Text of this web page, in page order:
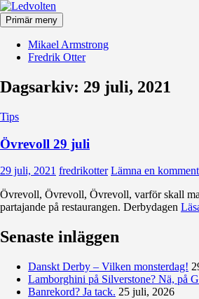
Hoppa
till
innehåll
Ledvolten
Primär meny
Mikael Armstrong
Fredrik Otter
Dagsarkiv: 29 juli, 2021
Tips
Övrevoll 29 juli
29 juli, 2021 fredrikotter Lämna en
Övrevoll, Övrevoll, Övrevoll, varför skall
partajande på restaurangen. Derbydagen
Senaste inläggen
Danskt Derby – Vilken monsterdag!
Lamborghini på Silverstone? Nä, på
Banrekord? Ja tack. 25 juli, 2026